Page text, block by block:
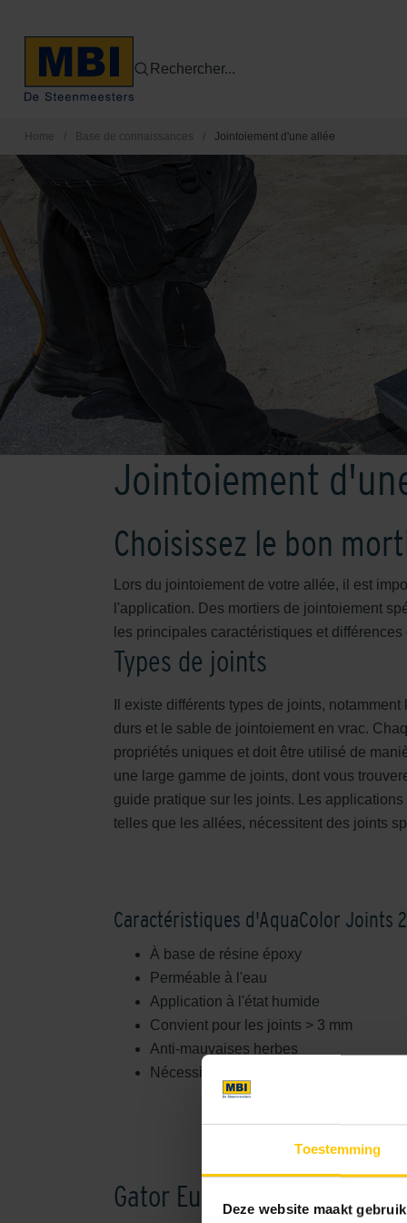
Toestemming
Deze website maakt
Rechercher...
Home / Base de connaissances / Jointoiement d'une allée
Jointoiement
Choisissez le bon
Lors du jointoiement de votre allée, il est
l'application. Des mortiers de jointoiement
les principales caractéristiques et
Types de joints
Il existe différents types de joints,
durs et le sable de jointoiement en vrac.
propriétés uniques et doit être utilisé de
une large gamme de joints, dont vous
guide pratique sur les joints. Les
telles que les allées, nécessitent des joints
Caractéristiques d'AquaColor Joints
À base de résine époxy
Perméable à l'eau
Application à l'état humide
Convient pour les joints > 3 mm
Anti-mauvaises herbes
Nécessite un support perméable à l'eau
Gator EuroStone